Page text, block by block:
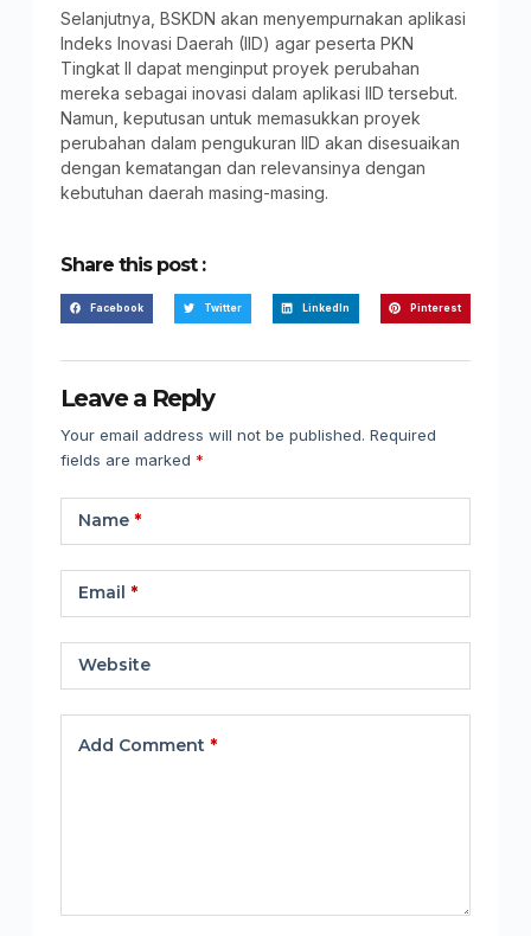
Selanjutnya, BSKDN akan menyempurnakan aplikasi
Indeks Inovasi Daerah (IID) agar peserta PKN
Tingkat II dapat menginput proyek perubahan
mereka sebagai inovasi dalam aplikasi IID tersebut.
Namun, keputusan untuk memasukkan proyek
perubahan dalam pengukuran IID akan disesuaikan
dengan kematangan dan relevansinya dengan
kebutuhan daerah masing-masing.
Share this post :
Facebook Twitter LinkedIn Pinterest
Leave a Reply
Your email address will not be published. Required
fields are marked *
Name*
Email *
Website
Add Comment *